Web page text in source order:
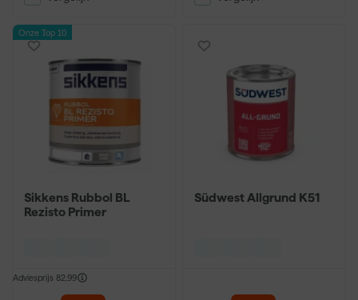
Onze Top 10
Sikkens Rubbol BL
Rezisto Primer
Adviesprijs 82,99
Südwest Allgrund K51